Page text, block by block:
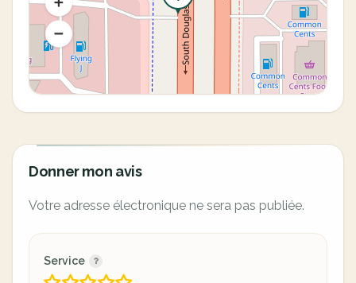
Donner mon avis
Votre adresse électronique ne sera pas publiée.
Service